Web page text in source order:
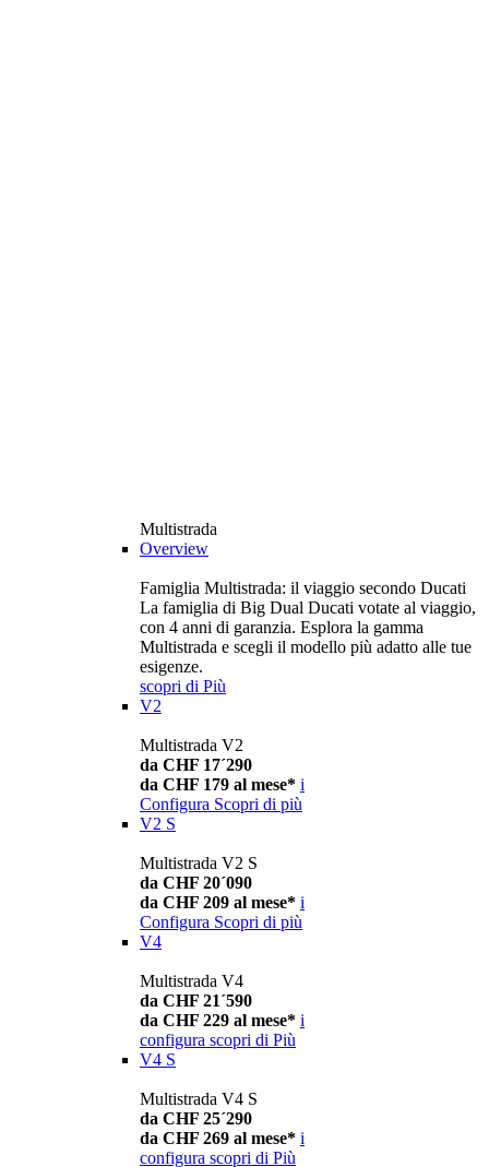
Multistrada
Overview
Famiglia Multistrada: il viaggio secondo Ducati
La famiglia di Big Dual Ducati votate al viaggio,
con 4 anni di garanzia. Esplora la gamma
Multistrada e scegli il modello più adatto alle tue
esigenze.
scopri di Più
V2
Multistrada V2
da CHF 17´290
da CHF 179 al mese* i
Configura Scopri di più
V2 S
Multistrada V2 S
da CHF 20´090
da CHF 209 al mese* i
Configura Scopri di più
V4
Multistrada V4
da CHF 21´590
da CHF 229 al mese* i
configura scopri di Più
V4 S
Multistrada V4 S
da CHF 25´290
da CHF 269 al mese* i
configura scopri di Più